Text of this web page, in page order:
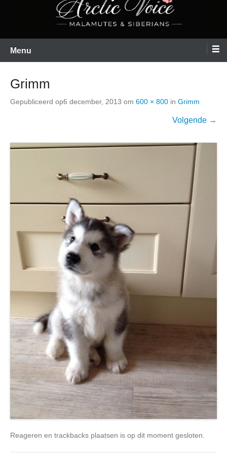
Menu
Grimm
Gepubliceerd op6 december, 2013 om 600 × 800 in Grimm
Volgende →
Reageren en trackbacks plaatsen is op dit moment gesloten.